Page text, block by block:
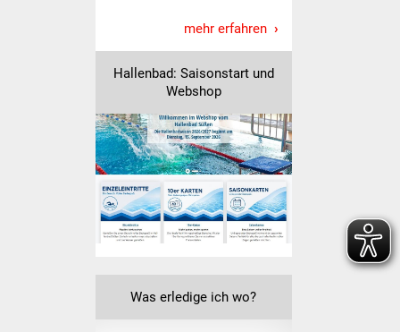
ÖPNV
Kultur & Freizeit
Veranstaltungen
Stadtfest
mehr erfahren
Hallenbad: Saisonstart und
Webshop
Was erledige ich wo?